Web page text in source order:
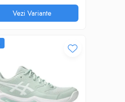
Vezi Variante